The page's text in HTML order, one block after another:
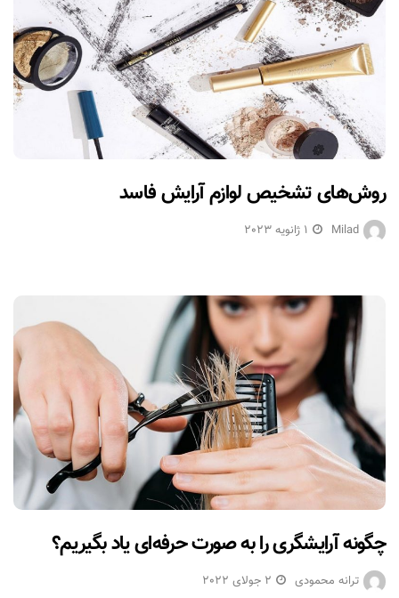
روش‌های تشخیص لوازم آرایش فاسد
Milad 1 ژانویه 2023
چگونه آرایشگری را به صورت حرفه‌ای یاد بگیریم؟
ترانه محمودی 2 جولای 2022